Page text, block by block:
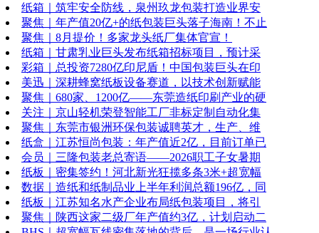
纸箱｜筑牢安全防线，泉州玖龙包装打造业界安
聚焦｜年产值20亿+的纸包装巨头落子海南！不止
聚焦｜8月提价！多家龙头纸厂集体官宣！
纸箱｜甘肃乳业巨头发布纸箱招标项目，预计采
彩箱｜总投资7280亿印尼盾！中国包装巨头在印
美迅｜深耕蜂窝纸板设备赛道，以技术创新赋能
聚焦｜680家、1200亿——东莞造纸印刷产业的硬
关注｜京山轻机荣登智能工厂非标定制自动化集
聚焦｜东莞市银洲环保包装诚聘英才，生产、维
纸盒｜江苏恒尚包装：年产值近2亿，目前订单已
会员｜三隆包装老总寄语——2026职工子女暑期
纸板｜密集签约！河北新光狂揽多条3米+超宽幅
数据｜造纸和纸制品业上半年利润总额196亿，同
纸板｜江苏知名水产企业布局纸包装项目，将引
聚焦｜陕西这家二级厂年产值约3亿，计划启动二